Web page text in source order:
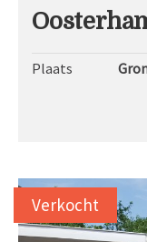
Plaats
Verkocht